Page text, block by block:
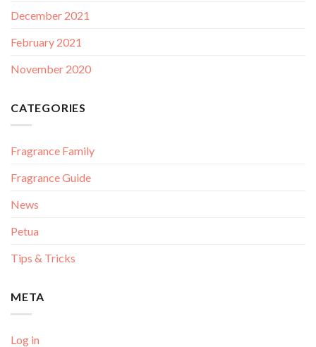
December 2021
February 2021
November 2020
CATEGORIES
Fragrance Family
Fragrance Guide
News
Petua
Tips & Tricks
META
Log in